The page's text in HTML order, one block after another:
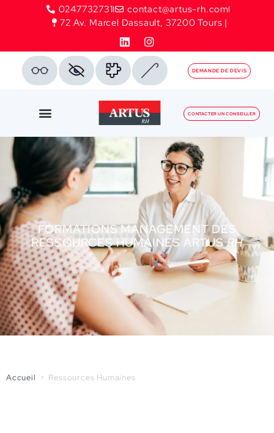
0247732731
contact@artus-rh.com
72 Av. Marcel Dassault, 37200 Tours |
DEMANDE DE DEVIS
CONTACTER UN CONSEILLER
FORMATIONS MANAGEMENT DES
RESSOURCES HUMAINES ARTUSRH
Accueil > Ressources Humaines